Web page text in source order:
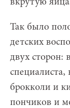
Так было
детских
двух сторон:
специалиста,
брокколи и
пончиков и